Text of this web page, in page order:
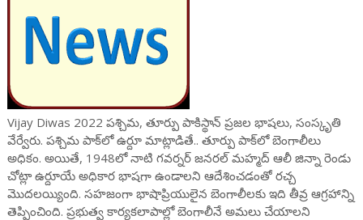
Vijay Diwas 2022 పశ్చిమ, తూర్పు పాకిస్థాన్‌ ప్రజల భాషలు, సంస్కృతి
వేర్వేరు. పశ్చిమ పాక్‌లో ఉర్దూ మాట్లాడితే.. తూర్పు పాక్‌లో బెంగాలీలు
అధికం. అయితే, 1948లో నాటి గవర్నర్‌ జనరల్‌ మహ్మద్ ఆలీ జిన్నా రెండు
చోట్లా ఉర్దూయే అధికార భాషగా ఉండాలని ఆదేశించడంతో రచ్చ
మొదలయ్యింది. సహజంగా భాషాప్రియులైన బెంగాలీలకు ఇది తీవ్ర ఆగ్రహాన్ని
తెప్పించింది. ప్రభుత్వ కార్యకలాపాల్లో బెంగాలీనే అమలు చేయాలని